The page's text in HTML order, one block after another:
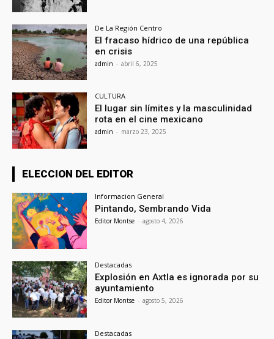
De La Región Centro
El fracaso hídrico de una república
en crisis
admin - abril 6, 2025
CULTURA
El lugar sin límites y la masculinidad
rota en el cine mexicano
admin - marzo 23, 2025
ELECCION DEL EDITOR
Informacion General
Pintando, Sembrando Vida
Editor Montse - agosto 4, 2026
Destacadas
Explosión en Axtla es ignorada por su
ayuntamiento
Editor Montse - agosto 5, 2026
Destacadas